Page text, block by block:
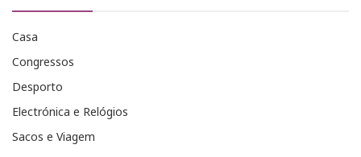
Casa
Congressos
Desporto
Electrónica e Relógios
Sacos e Viagem